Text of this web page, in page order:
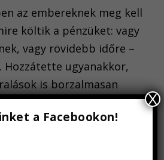
az embereknek meg kell
költik a pénzüket: vagy
vagy rövidebb időre –
Hozzátette ugyanakkor,
is borzalmasan
a Facebookon!
X